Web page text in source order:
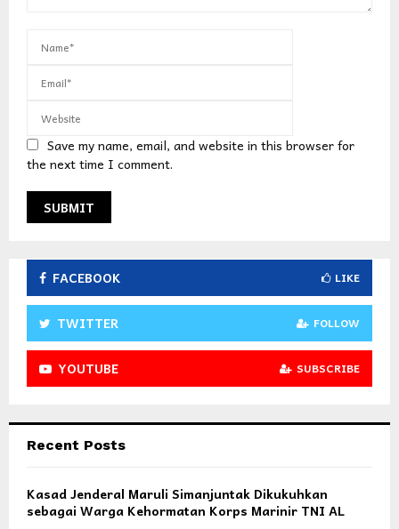
Save my name, email, and website in this browser for
the next time I comment.
FACEBOOK LIKE
TWITTER FOLLOW
YOUTUBE SUBSCRIBE
Recent Posts
Kasad Jenderal Maruli Simanjuntak Dikukuhkan
sebagai Warga Kehormatan Korps Marinir TNI AL